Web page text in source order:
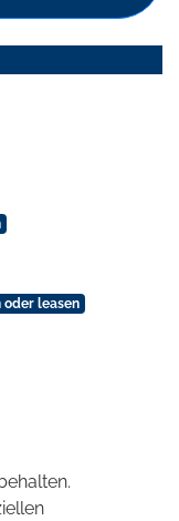
oder leasen